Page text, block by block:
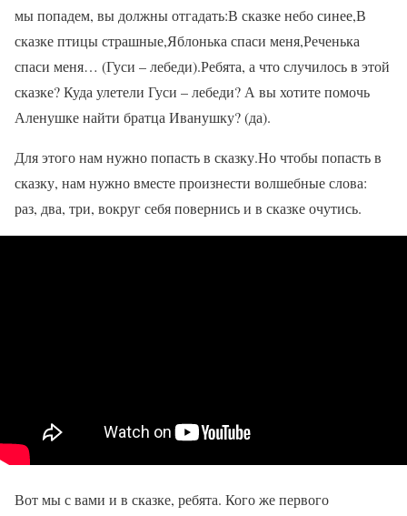
мы попадем, вы должны отгадать:В сказке небо синее,В
сказке птицы страшные,Яблонька спаси меня,Реченька
спаси меня… (Гуси – лебеди).Ребята, а что случилось в этой
сказке? Куда улетели Гуси – лебеди? А вы хотите помочь
Аленушке найти братца Иванушку? (да).
Для этого нам нужно попасть в сказку.Но чтобы попасть в
сказку, нам нужно вместе произнести волшебные слова:
раз, два, три, вокруг себя повернись и в сказке очутись.
Вот мы с вами и в сказке, ребята. Кого же первого